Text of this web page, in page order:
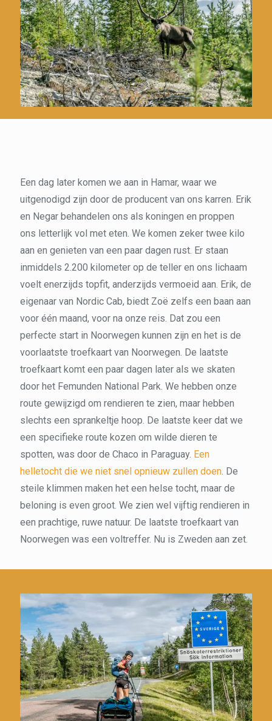
Een dag later komen we aan in Hamar, waar we
uitgenodigd zijn door de producent van ons karren. Erik
en Negar behandelen ons als koningen en proppen
ons letterlijk vol met eten. We komen zeker twee kilo
aan en genieten van een paar dagen rust. Er staan
inmiddels 2.200 kilometer op de teller en ons lichaam
voelt enerzijds topfit, anderzijds vermoeid aan. Erik, de
eigenaar van Nordic Cab, biedt Zoë zelfs een baan aan
voor één maand, voor na onze reis. Dat zou een
perfecte start in Noorwegen kunnen zijn en het is de
voorlaatste troefkaart van Noorwegen. De laatste
troefkaart komt een paar dagen later als we skaten
door het Femunden National Park. We hebben onze
route gewijzigd om rendieren te zien, maar hebben
slechts een sprankeltje hoop. De laatste keer dat we
een specifieke route kozen om wilde dieren te
spotten, was door de Chaco in Paraguay. Een
helletocht die we niet snel opnieuw zullen doen . De
steile klimmen maken het een helse tocht, maar de
beloning is even groot. We zien wel vijftig rendieren in
een prachtige, ruwe natuur. De laatste troefkaart van
Noorwegen was een voltreffer. Nu is Zweden aan zet.